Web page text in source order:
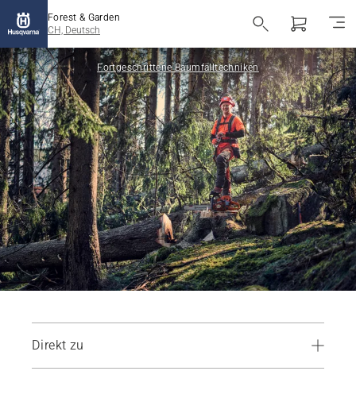
Forest & Garden
CH, Deutsch
Fortgeschrittene Baumfälltechniken
Direkt zu